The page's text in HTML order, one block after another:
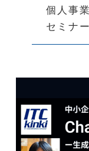
個人事
セミナー